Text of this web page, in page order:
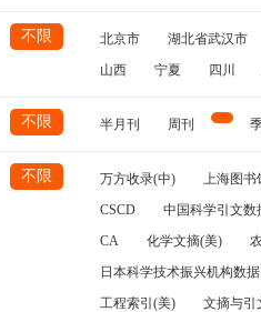
不限 北京市 湖北省武汉市
山西
宁夏 四川
不限 半月刊 周刊
不限 万方收录(中) 上海图书
CSCD
中国科学引文数
CA
化学文摘(美)
日本科学技术振兴机构数
工程索引(美)
文摘与引